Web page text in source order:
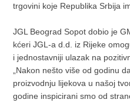
trgovini koje Republika Srbija
JGL Beograd Sopot dobio je
kćeri JGL-a d.d. iz Rijeke
i jednostavniji ulazak na
„Nakon nešto više od godinu
proizvodnju lijekova u našoj
godine inspicirani smo od